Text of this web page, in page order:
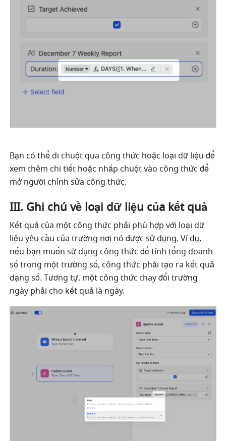
Bạn có thể di chuột qua công thức hoặc loại dữ liệu để
xem thêm chi tiết hoặc nhấp chuột vào công thức để
mở người chỉnh sửa công thức.
III. Ghi chú về loại dữ liệu của kết quả
Kết quả của một công thức phải phù hợp với loại dữ
liệu yêu cầu của trường nơi nó được sử dụng. Ví dụ,
nếu bạn muốn sử dụng công thức để tính tổng doanh
số trong một trường số, công thức phải tạo ra kết quả
dạng số. Tương tự, một công thức thay đổi trường
ngày phải cho kết quả là ngày.